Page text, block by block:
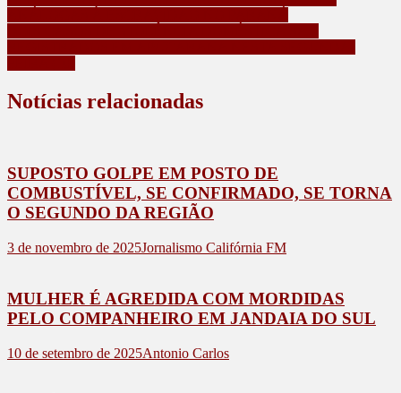
de
Post
Notícias relacionadas
SUPOSTO GOLPE EM POSTO DE
COMBUSTÍVEL, SE CONFIRMADO, SE TORNA
O SEGUNDO DA REGIÃO
3 de novembro de 2025Jornalismo Califórnia FM
MULHER É AGREDIDA COM MORDIDAS
PELO COMPANHEIRO EM JANDAIA DO SUL
10 de setembro de 2025Antonio Carlos